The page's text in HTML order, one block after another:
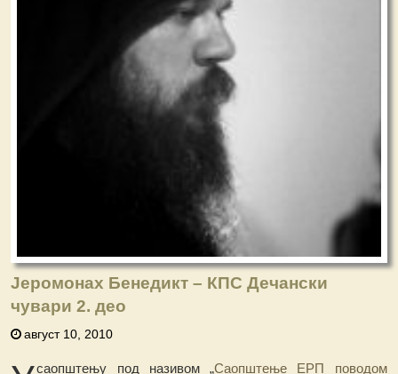
Јеромонах Бенедикт – КПС Дечански
чувари 2. део
август 10, 2010
саопштењу под називом „Саопштење ЕРП поводом